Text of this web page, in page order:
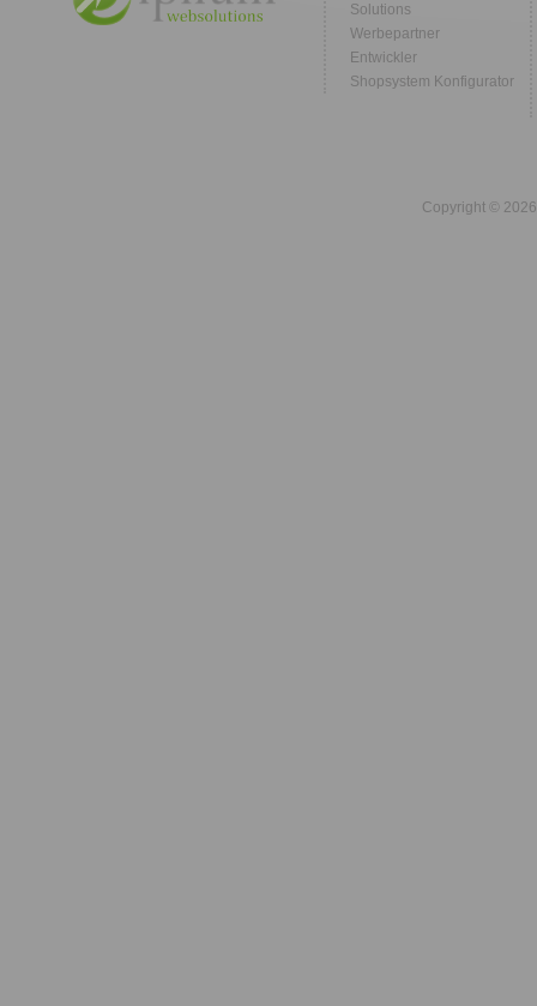
Solutions
Werbepartner
Entwickler
Shopsystem Konfigurator
Copyright ©